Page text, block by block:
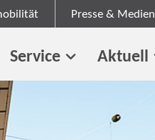
Presse & Medien
Service Aktuell